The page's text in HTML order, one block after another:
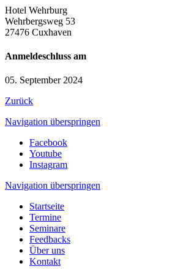
Hotel Wehrburg
Wehrbergsweg 53
27476 Cuxhaven
Anmeldeschluss am
05. September 2024
Zurück
Navigation überspringen
Facebook
Youtube
Instagram
Navigation überspringen
Startseite
Termine
Seminare
Feedbacks
Über uns
Kontakt